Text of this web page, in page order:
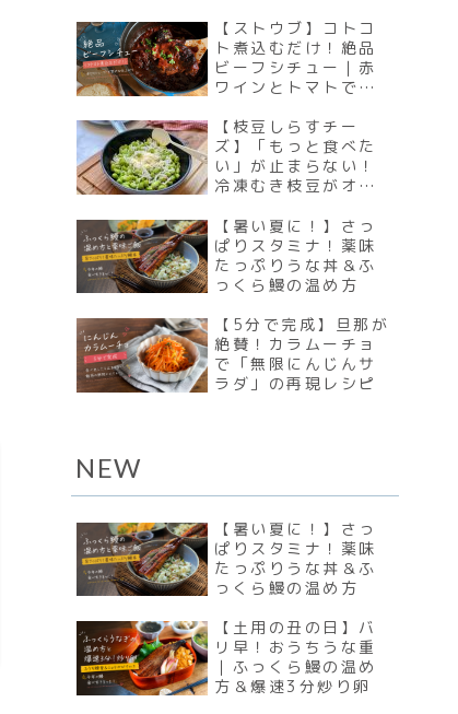
【ストウブ】コトコ
ト煮込むだけ！絶品
ビーフシチュー｜赤
ワインとトマトで贅
【枝豆しらすチー
ズ】「もっと食べた
い」が止まらない！
冷凍むき枝豆がオシ
みに大変身
【暑い夏に！】さっ
ぱりスタミナ！薬味
たっぷりうな丼＆ふ
っくら鰻の温め方
【5分で完成】旦那が
絶賛！カラムーチョ
で「無限にんじんサ
ラダ」の再現レシピ
NEW
【暑い夏に！】さっ
ぱりスタミナ！薬味
たっぷりうな丼＆ふ
っくら鰻の温め方
【土用の丑の日】バ
リ早！おうちうな重
｜ふっくら鰻の温め
方＆爆速3分炒り卵